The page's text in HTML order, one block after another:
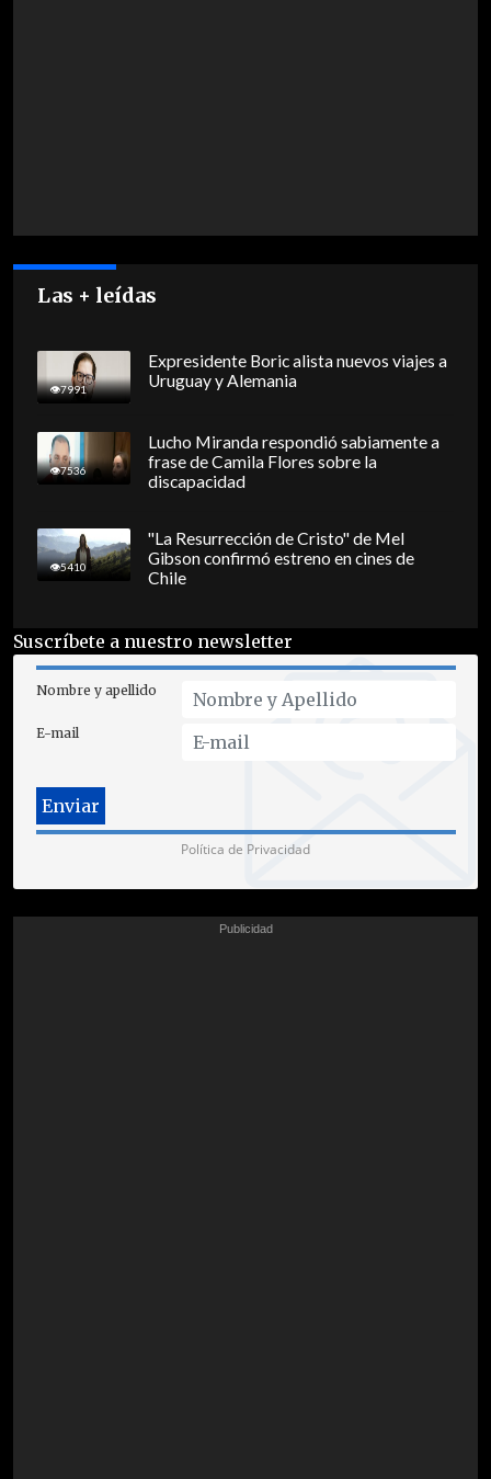
Las + leídas
7991
Expresidente Boric alista nuevos viajes a
Uruguay y Alemania
7536
Lucho Miranda respondió sabiamente a
frase de Camila Flores sobre la
discapacidad
5410
"La Resurrección de Cristo" de Mel
Gibson confirmó estreno en cines de
Chile
Suscríbete a nuestro newsletter
Nombre y apellido
E-mail
Política de Privacidad